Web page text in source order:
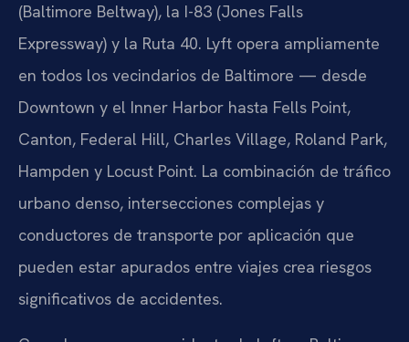
(Baltimore Beltway), la I-83 (Jones Falls
Expressway) y la Ruta 40. Lyft opera ampliamente
en todos los vecindarios de Baltimore — desde
Downtown y el Inner Harbor hasta Fells Point,
Canton, Federal Hill, Charles Village, Roland Park,
Hampden y Locust Point. La combinación de tráfico
urbano denso, intersecciones complejas y
conductores de transporte por aplicación que
pueden estar apurados entre viajes crea riesgos
significativos de accidentes.